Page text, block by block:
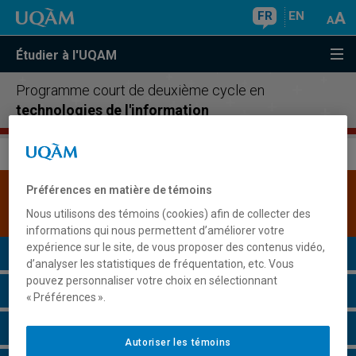
FR EN
Étudier à l'UQAM
Programme court de deuxième cycle en
technologies de l'information
Une version plus récente de ce programme est
disponible.Cliquez ici pour la consulter.
Présentation du programme
Conditions d'admission
Cours à suivre et horaires
Préférences en matière de témoins
Nous utilisons des témoins (cookies) afin de collecter des
informations qui nous permettent d’améliorer votre
expérience sur le site, de vous proposer des contenus vidéo,
d’analyser les statistiques de fréquentation, etc. Vous
pouvez personnaliser votre choix en sélectionnant
« Préférences ».
Autoriser les témoins